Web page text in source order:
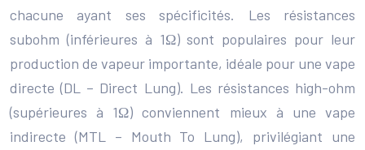
chacune ayant ses spécificités. Les résistances
subohm (inférieures à 1Ω) sont populaires pour leur
production de vapeur importante, idéale pour une vape
directe (DL – Direct Lung). Les résistances high-ohm
(supérieures à 1Ω) conviennent mieux à une vape
indirecte (MTL – Mouth To Lung), privilégiant une